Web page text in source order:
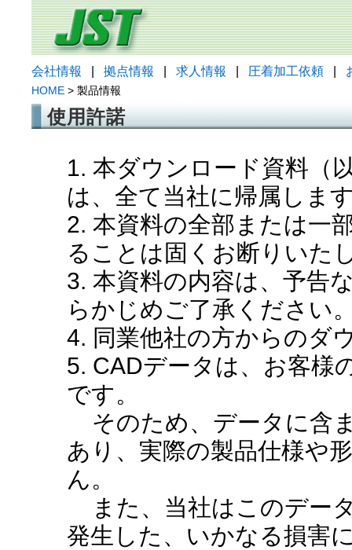
会社情報 拠点情報 求人情報 圧着加工依頼
HOME > 製品情報
使用許諾
1. 本ダウンロード資料（
は、全て当社に帰属しま
2. 本資料の全部または一
ることは固くお断りいた
3. 本資料の内容は、予告
らかじめご了承ください
4. 同業他社の方からのダ
5. CADデータは、お客様
です。
そのため、データに含
あり、実際の製品仕様や
ん。
また、当社はこのデー
発生した、いかなる損害